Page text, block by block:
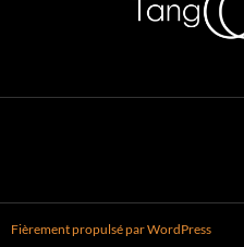
Fièrement propulsé par WordPress